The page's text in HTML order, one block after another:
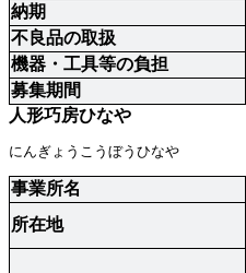
納期
不良品の取扱
機器・工具等の負担
募集期間
人形巧房ひなや
にんぎょうこうぼうひなや
事業所名
所在地